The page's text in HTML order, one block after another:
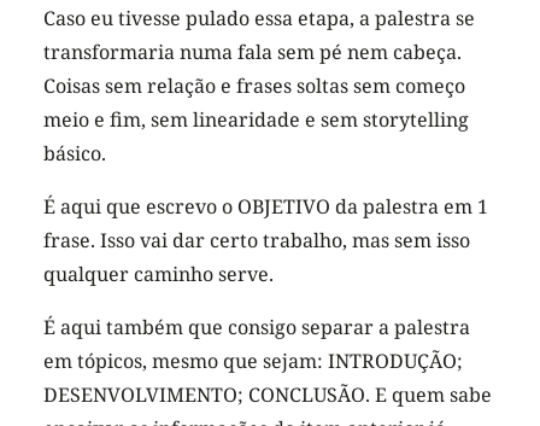
Caso eu tivesse pulado essa etapa, a palestra se
transformaria numa fala sem pé nem cabeça.
Coisas sem relação e frases soltas sem começo
meio e fim, sem linearidade e sem storytelling
básico.
É aqui que escrevo o OBJETIVO da palestra em 1
frase. Isso vai dar certo trabalho, mas sem isso
qualquer caminho serve.
É aqui também que consigo separar a palestra
em tópicos, mesmo que sejam: INTRODUÇÃO;
DESENVOLVIMENTO; CONCLUSÃO. E quem sabe